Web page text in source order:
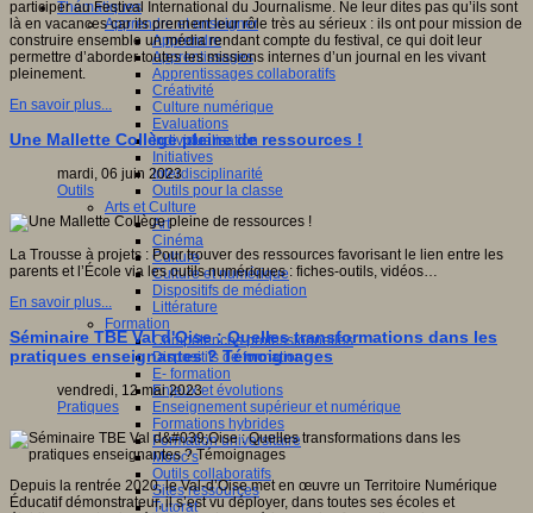
Thématiques
Apprendre et enseigner
Apprendre
Apprentissages
Apprentissages collaboratifs
Créativité
Culture numérique
Evaluations
Individualisation
Initiatives
Interdisciplinarité
Outils pour la classe
Arts et Culture
Art
Cinéma
Culture
Culture et numérique
Dispositifs de médiation
Littérature
Formation
Compétences professionnelles
Dispositifs de formation
E- formation
Enjeux et évolutions
Enseignement supérieur et numérique
Formations hybrides
Formation universitaire
Mooc’s
Outils collaboratifs
Sites ressources
Tutorat
participer au Festival International du Journalisme. Ne leur dites pas qu’ils sont
là en vacances car ils prennent leur rôle très au sérieux : ils ont pour mission de
construire ensemble un média rendant compte du festival, ce qui doit leur
permettre d’aborder toutes les missions internes d’un journal en les vivant
pleinement.
En savoir plus...
Une Mallette Collège pleine de ressources !
mardi, 06 juin 2023
Outils
La Trousse à projets : Pour trouver des ressources favorisant le lien entre les
parents et l’École via les outils numériques : fiches-outils, vidéos…
En savoir plus...
Séminaire TBE Val d'Oise : Quelles transformations dans les
pratiques enseignantes ? Témoignages
vendredi, 12 mai 2023
Pratiques
Depuis la rentrée 2020, le Val-d’Oise met en œuvre un Territoire Numérique
Éducatif démonstrateur, il s’est vu déployer, dans toutes ses écoles et